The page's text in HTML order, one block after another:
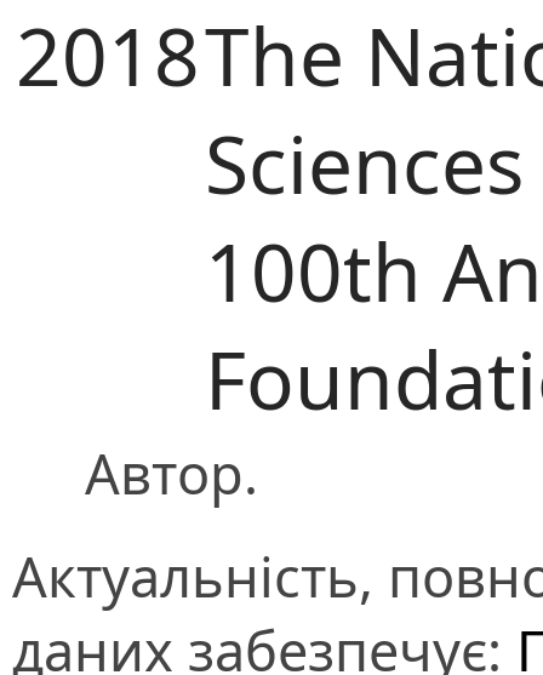
2018The
100th
Автор.
Актуальність,
даних забезпечує: